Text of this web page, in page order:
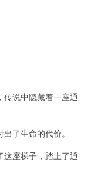
说中隐藏着一座通
了生命的代价。
座梯子，踏上了通